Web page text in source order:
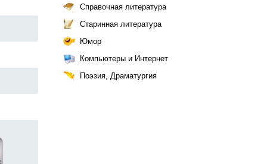
Справочная литература
Старинная литература
Юмор
Компьютеры и Интернет
Поэзия, Драматургия